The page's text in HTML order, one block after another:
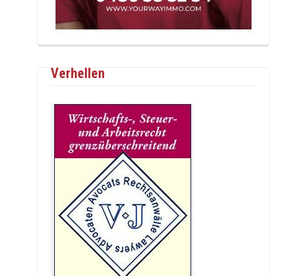
Verhellen